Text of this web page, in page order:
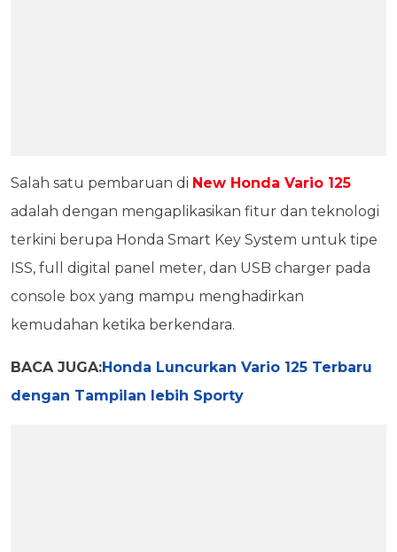
Salah satu pembaruan di New Honda Vario 125
adalah dengan mengaplikasikan fitur dan teknologi
terkini berupa Honda Smart Key System untuk tipe
ISS, full digital panel meter, dan USB charger pada
console box yang mampu menghadirkan
kemudahan ketika berkendara.
BACA JUGA:Honda Luncurkan Vario 125 Terbaru
dengan Tampilan lebih Sporty